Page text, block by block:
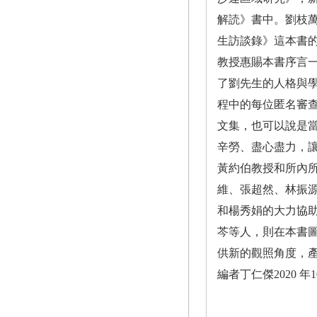
解読》書中。劉枝
生訪談錄》這本書
教授惠賜本書序言
了劉先生的人格與
程中的每位匿名審
文集，也可以說是
辛勞、盡心盡力，
黃約伯教授和所內
維、張超然、林振
和楊秀娟的大力協
芩等人，則在本書
供新的觀照角度，
編者丁仁傑2020 年